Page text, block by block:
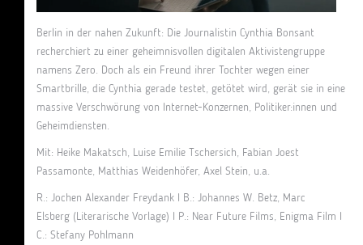
Berlin in der nahen Zukunft: Die Journalistin Cynthia Bonsant
recherchiert zu einer geheimnisvollen digitalen Aktivistengruppe
namens Zero. Doch als ein Freund ihrer Tochter wegen einer
Smartbrille, die Cynthia gerade testet, getötet wird, gerät sie in eine
massive Verschwörung von Internet-Konzernen, Politiker:innen und
Geheimdiensten.
Mit: Heike Makatsch, Luise Emilie Tschersich, Fabian Joest
Passamonte, Matthias Weidenhöfer, Axel Stein, u.a.
R.: Jochen Alexander Freydank I B.: Johannes W. Betz, Marc
Elsberg (Literarische Vorlage) I P.: Near Future Films, Enigma Film I
C.: Stefany Pohlmann